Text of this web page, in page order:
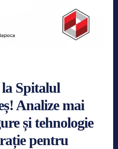
Spitalul
Analize mai
și tehnologie
pentru